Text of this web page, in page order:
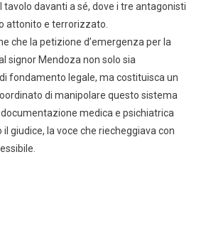
tavolo davanti a sé, dove i tre antagonisti
attonito e terrorizzato.
che la petizione d’emergenza per la
signor Mendoza non solo sia
fondamento legale, ma costituisca un
di manipolare questo sistema
medica e psichiatrica
giudice, la voce che riecheggiava con